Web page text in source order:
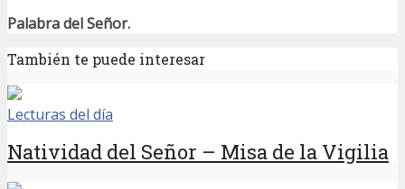
Palabra del Señor.
También te puede interesar
Lecturas del día
Natividad del Señor – Misa de la Vigilia